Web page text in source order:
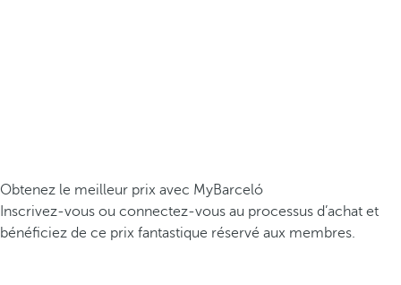
Obtenez le meilleur prix avec MyBarceló
Inscrivez-vous ou connectez-vous au processus d’achat et
bénéficiez de ce prix fantastique réservé aux membres.